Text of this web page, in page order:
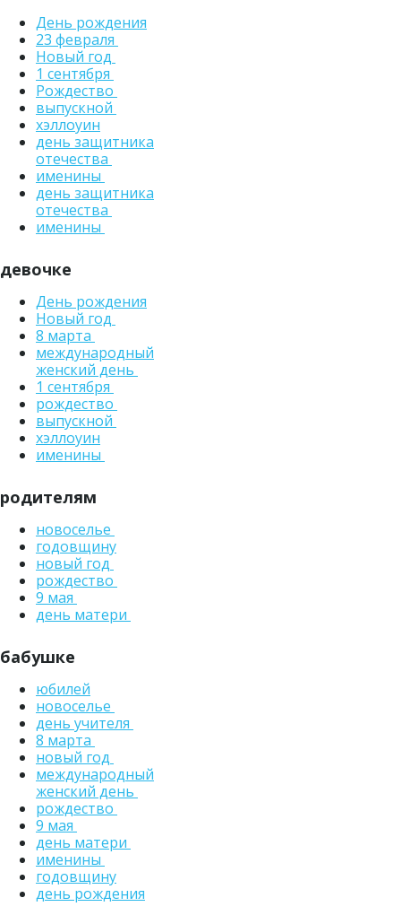
День рождения
23 февраля
Новый год
1 сентября
Рождество
выпускной
хэллоуин
день защитника
отечества
именины
день защитника
отечества
именины
девочке
День рождения
Новый год
8 марта
международный
женский день
1 сентября
рождество
выпускной
хэллоуин
именины
родителям
новоселье
годовщину
новый год
рождество
9 мая
день матери
бабушке
юбилей
новоселье
день учителя
8 марта
новый год
международный
женский день
рождество
9 мая
день матери
именины
годовщину
день рождения